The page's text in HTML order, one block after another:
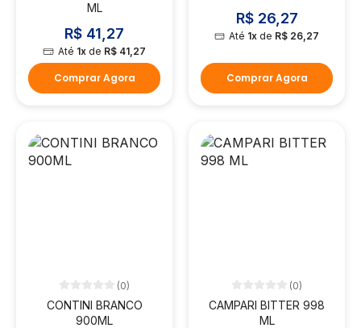
ML
R$ 41,27
Até 1xde R$ 41,27
Comprar Agora
R$ 26,27
Até 1x de R$ 26,27
Comprar Agora
(0)
CONTINI BRANCO
900ML
(0)
CAMPARI BITTER 998
ML